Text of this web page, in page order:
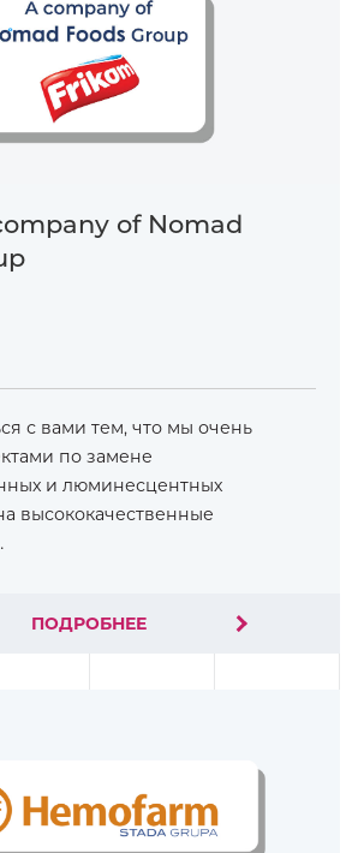
of Nomad
с вами тем, что мы очень
по замене
и люминесцентных
высококачественные
ПОДРОБНЕЕ